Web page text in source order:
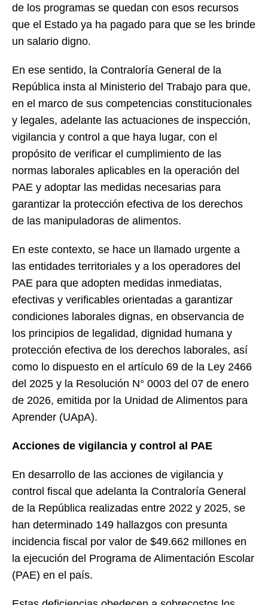
de los programas se quedan con esos recursos
que el Estado ya ha pagado para que se les brinde
un salario digno.
En ese sentido, la Contraloría General de la
República insta al Ministerio del Trabajo para que,
en el marco de sus competencias constitucionales
y legales, adelante las actuaciones de inspección,
vigilancia y control a que haya lugar, con el
propósito de verificar el cumplimiento de las
normas laborales aplicables en la operación del
PAE y adoptar las medidas necesarias para
garantizar la protección efectiva de los derechos
de las manipuladoras de alimentos.
En este contexto, se hace un llamado urgente a
las entidades territoriales y a los operadores del
PAE para que adopten medidas inmediatas,
efectivas y verificables orientadas a garantizar
condiciones laborales dignas, en observancia de
los principios de legalidad, dignidad humana y
protección efectiva de los derechos laborales, así
como lo dispuesto en el artículo 69 de la Ley 2466
del 2025 y la Resolución N° 0003 del 07 de enero
de 2026, emitida por la Unidad de Alimentos para
Aprender (UApA).
Acciones de vigilancia y control al PAE
En desarrollo de las acciones de vigilancia y
control fiscal que adelanta la Contraloría General
de la República realizadas entre 2022 y 2025, se
han determinado 149 hallazgos con presunta
incidencia fiscal por valor de $49.662 millones en
la ejecución del Programa de Alimentación Escolar
(PAE) en el país.